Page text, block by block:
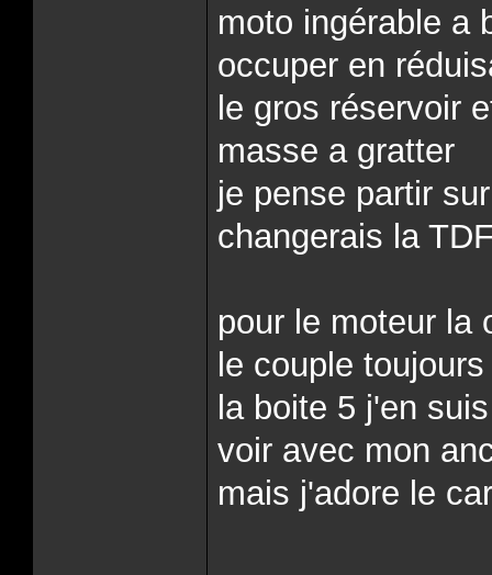
moto ingérable a
occuper en
le gros réservoir
masse a gratter
je pense partir
changerais la
pour le moteur
le couple
la boite 5 j'en
voir avec mon
mais j'adore le